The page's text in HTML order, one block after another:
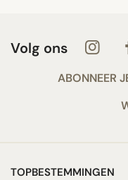
Volg ons
ABONNEER
TOPBESTEMMINGEN